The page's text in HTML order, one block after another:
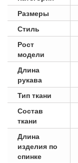
Размеры
Стиль
Рост
модели
Длина
рукава
Тип ткани
Состав
ткани
Длина
изделия по
спинке